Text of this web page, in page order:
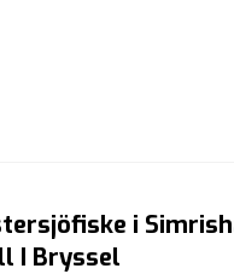
i
I Bryssel